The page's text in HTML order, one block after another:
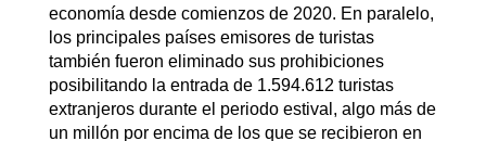
economía desde comienzos de 2020. En paralelo,
los principales países emisores de turistas
también fueron eliminado sus prohibiciones
posibilitando la entrada de 1.594.612 turistas
extranjeros durante el periodo estival, algo más de
un millón por encima de los que se recibieron en